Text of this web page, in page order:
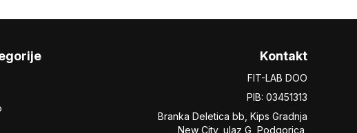
Kontakt
FIT-LAB DOO
PIB: 03451313
Branka Deletica bb, Kips Gradnja
New City, ulaz G, Podgorica,